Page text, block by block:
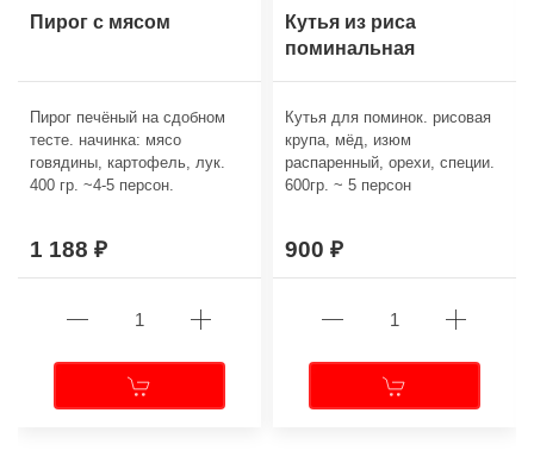
Пирог с мясом
Пирог печёный на сдобном
тесте. начинка: мясо
говядины, картофель, лук.
400 гр. ~4-5 персон.
1 188
Кутья из риса
поминальная
Кутья для поминок. рисовая
крупа, мёд, изюм
распаренный, орехи, специи.
600гр. ~ 5 персон
900